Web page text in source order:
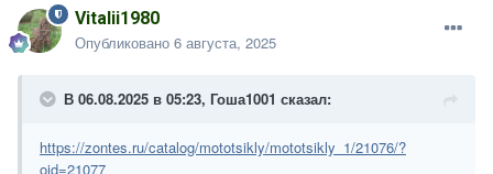
Vitalii1980
Опубликовано 6 августа, 2025
В 06.08.2025 в 05:23, Гоша1001 сказал:
https://zontes.ru/catalog/mototsikly/mototsikly_1/21076/?
oid=21077